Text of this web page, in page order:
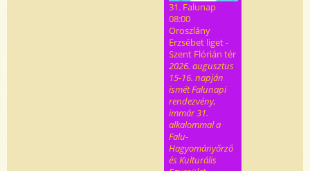
31. Falunap
08:00
Oroszlány
Erzsébet liget -
Szent Flórián tér
2026. augusztus
15-16. napján
ismét Falunapi
rendezvény,
immár 31.
alkalommal a
Falu-
Hagyományőrző
és Kulturális